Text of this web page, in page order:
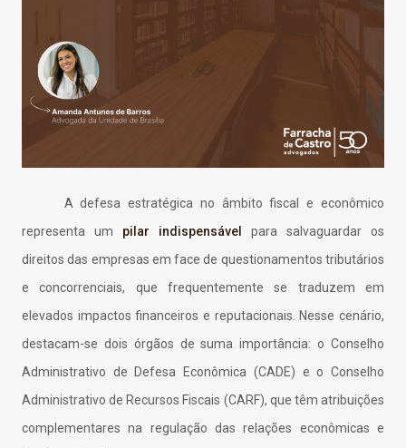
A defesa estratégica no âmbito fiscal e econômico
representa um pilar indispensável
para salvaguardar os
direitos das empresas em face de questionamentos tributários
e concorrenciais, que frequentemente se traduzem em
elevados impactos financeiros e reputacionais. Nesse cenário,
destacam-se dois órgãos de suma importância: o Conselho
Administrativo de Defesa Econômica (CADE) e o Conselho
Administrativo de Recursos Fiscais (CARF), que têm atribuições
complementares na regulação das relações econômicas e